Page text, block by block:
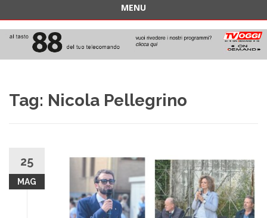
MENU
contenuto
Tag: Nicola Pellegrino
25
MAG